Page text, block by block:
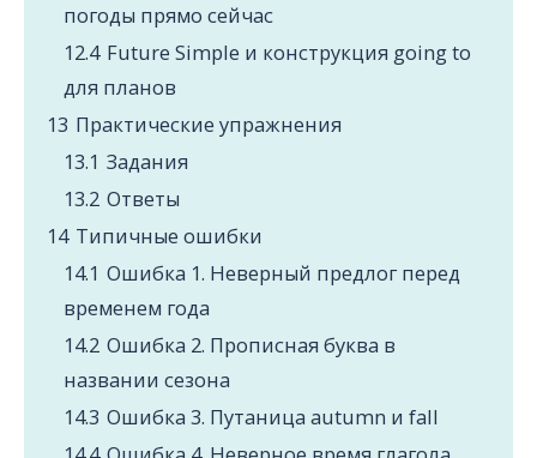
погоды прямо сейчас
12.4 Future Simple и конструкция going to
для планов
13 Практические упражнения
13.1 Задания
13.2 Ответы
14 Типичные ошибки
14.1 Ошибка 1. Неверный предлог перед
временем года
14.2 Ошибка 2. Прописная буква в
названии сезона
14.3 Ошибка 3. Путаница autumn и fall